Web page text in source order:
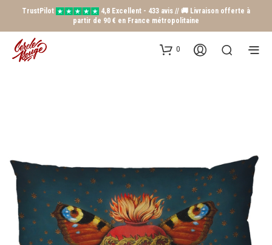
TrustPilot
4,8 Excellent - 433 avis // 🚚 Livraison offerte à
partir de 90 € en France métropolitaine
0